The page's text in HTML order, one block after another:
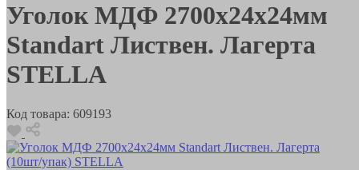
Уголок МДФ 2700х24х24мм
Standart Листвен. Лагерта
STELLA
Код товара: 609193